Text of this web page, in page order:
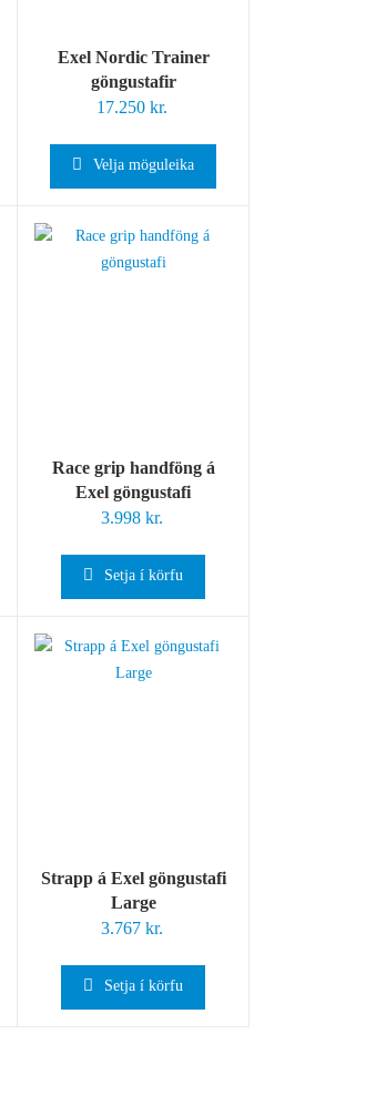
Exel Nordic Trainer
göngustafir
17.250 kr.
Velja möguleika
Race grip handföng á
Exel göngustafi
3.998 kr.
Setja í körfu
Strapp á Exel göngustafi
Large
3.767 kr.
Setja í körfu